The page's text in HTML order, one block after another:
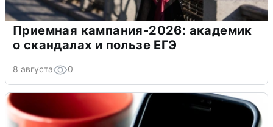
Приемная кампания-2026: академик
о скандалах и пользе ЕГЭ
8 августа 0